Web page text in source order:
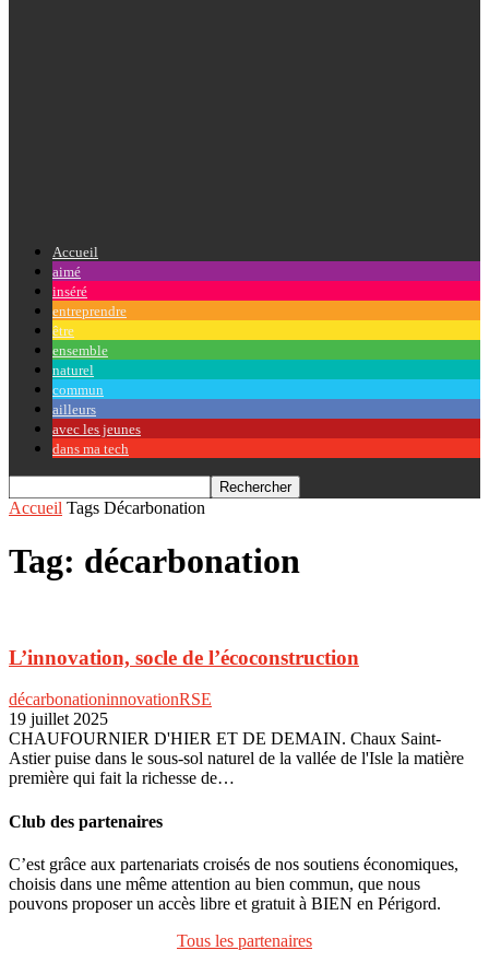
Accueil
aimé
inséré
entreprendre
être
ensemble
naturel
commun
ailleurs
avec les jeunes
dans ma tech
Accueil Tags Décarbonation
Tag: décarbonation
L’innovation, socle de l’écoconstruction
décarbonationinnovationRSE
19 juillet 2025
CHAUFOURNIER D'HIER ET DE DEMAIN. Chaux Saint-
Astier puise dans le sous-sol naturel de la vallée de l'Isle la matière
première qui fait la richesse de…
Club des partenaires
C’est grâce aux partenariats croisés de nos soutiens économiques,
choisis dans une même attention au bien commun, que nous
pouvons proposer un accès libre et gratuit à BIEN en Périgord.
Tous les partenaires